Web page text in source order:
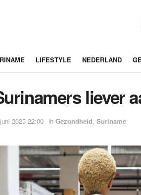
LIFESTYLE NEDERLAND
liever
2025 22:00 in Gezondheid, Suriname